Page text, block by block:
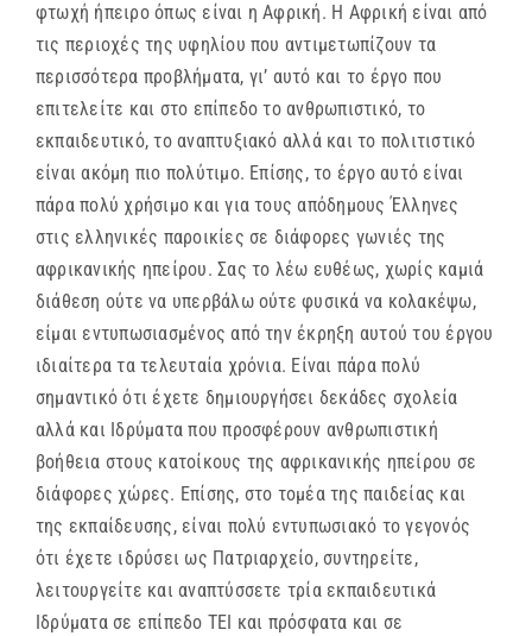
φτωχή ήπειρο όπως είναι η Αφρική. Η Αφρική είναι από
τις περιοχές της υφηλίου που αντιμετωπίζουν τα
περισσότερα προβλήματα, γι’ αυτό και το έργο που
επιτελείτε και στο επίπεδο το ανθρωπιστικό, το
εκπαιδευτικό, το αναπτυξιακό αλλά και το πολιτιστικό
είναι ακόμη πιο πολύτιμο. Επίσης, το έργο αυτό είναι
πάρα πολύ χρήσιμο και για τους απόδημους Έλληνες
στις ελληνικές παροικίες σε διάφορες γωνιές της
αφρικανικής ηπείρου. Σας το λέω ευθέως, χωρίς καμιά
διάθεση ούτε να υπερβάλω ούτε φυσικά να κολακέψω,
είμαι εντυπωσιασμένος από την έκρηξη αυτού του έργου
ιδιαίτερα τα τελευταία χρόνια. Είναι πάρα πολύ
σημαντικό ότι έχετε δημιουργήσει δεκάδες σχολεία
αλλά και Ιδρύματα που προσφέρουν ανθρωπιστική
βοήθεια στους κατοίκους της αφρικανικής ηπείρου σε
διάφορες χώρες. Επίσης, στο τομέα της παιδείας και
της εκπαίδευσης, είναι πολύ εντυπωσιακό το γεγονός
ότι έχετε ιδρύσει ως Πατριαρχείο, συντηρείτε,
λειτουργείτε και αναπτύσσετε τρία εκπαιδευτικά
Ιδρύματα σε επίπεδο ΤΕΙ και πρόσφατα και σε